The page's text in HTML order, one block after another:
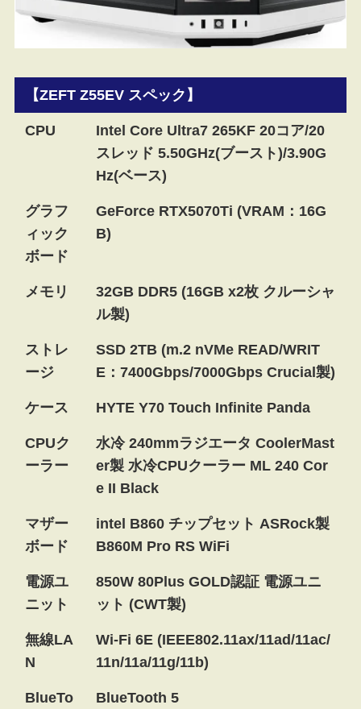
【ZEFT Z55EV スペック】
CPU
Intel Core Ultra7 265KF 20コア/20
スレッド 5.50GHz(ブースト)/3.90G
Hz(ベース)
グラフ
ィック
ボード
GeForce RTX5070Ti (VRAM：16G
B)
メモリ
32GB DDR5 (16GB x2枚 クルーシャ
ル製)
ストレ
ージ
SSD 2TB (m.2 nVMe READ/WRIT
E：7400Gbps/7000Gbps Crucial製)
ケース HYTE Y70 Touch Infinite Panda
CPUク
ーラー
水冷 240mmラジエータ CoolerMast
er製 水冷CPUクーラー ML 240 Cor
e II Black
マザー
ボード
intel B860 チップセット ASRock製
B860M Pro RS WiFi
電源ユ
ニット
850W 80Plus GOLD認証 電源ユニ
ット (CWT製)
無線LA
N
Wi-Fi 6E (IEEE802.11ax/11ad/11ac/
11n/11a/11g/11b)
BlueTo BlueTooth 5